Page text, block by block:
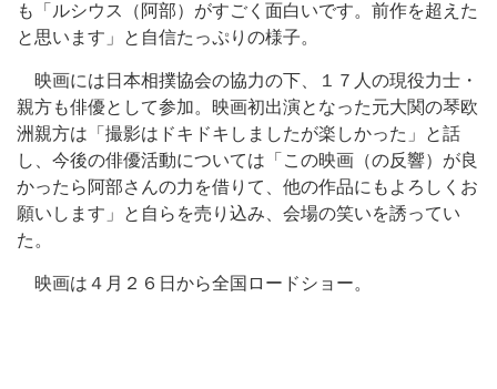
も「ルシウス（阿部）がすごく面白いです。前作を超えた
と思います」と自信たっぷりの様子。
映画には日本相撲協会の協力の下、１７人の現役力士・
親方も俳優として参加。映画初出演となった元大関の琴欧
洲親方は「撮影はドキドキしましたが楽しかった」と話
し、今後の俳優活動については「この映画（の反響）が良
かったら阿部さんの力を借りて、他の作品にもよろしくお
願いします」と自らを売り込み、会場の笑いを誘ってい
た。
映画は４月２６日から全国ロードショー。